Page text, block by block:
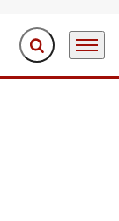
Fold søgefelt ud
Menu